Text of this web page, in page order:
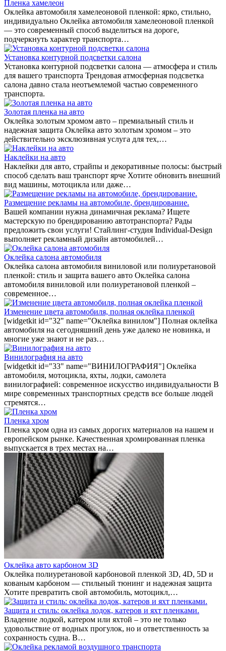
Пленка хамелеон
Оклейка автомобиля хамелеоновой пленкой: ярко, стильно,
индивидуально Оклейка автомобиля хамелеоновой пленкой
— это современный способ выделиться на дороге,
подчеркнуть характер транспорта…
Установка контурной подсветки салона
Установка контурной подсветки салона — атмосфера и стиль
для вашего транспорта Трендовая атмосферная подсветка
салона давно стала неотъемлемой частью современного
транспорта.
Золотая пленка на авто
Оклейка золотым хромом авто – премиальный стиль и
надежная защита Оклейка авто золотым хромом – это
действительно эксклюзивная услуга для тех,…
Наклейки на авто
Наклейки для авто, страйпы и декоративные полосы: быстрый
способ сделать ваш транспорт ярче Хотите обновить внешний
вид машины, мотоцикла или даже…
Размещение рекламы на автомобиле, брендирование.
Вашей компании нужна динамичная реклама? Ищете
мастерскую по брендированию автотранспорта? Рады
предложить свои услуги! Стайлинг-студия Individual-Design
выполняет рекламный дизайн автомобилей…
Оклейка салона автомобиля
Оклейка салона автомобиля виниловой или полиуретановой
пленкой: стиль и защита вашего авто Оклейка салона
автомобиля виниловой или полиуретановой пленкой –
современное…
Изменение цвета автомобиля, полная оклейка пленкой
[widgetkit id="32" name="Оклейка винилом"] Полная оклейка
автомобиля на сегодняшний день уже далеко не новинка, и
многие уже знают и не раз…
Винилография на авто
[widgetkit id="33" name="ВИНИЛОГРАФИЯ"] Оклейка
автомобиля, мотоцикла, яхты, лодки, самолета
винилографией: современное искусство индивидуальности В
мире современных транспортных средств все больше людей
стремятся…
Пленка хром
Пленка хром одна из самых дорогих материалов на нашем и
европейском рынке. Качественная хромированная пленка
выпускается в трех местах на…
Оклейка авто карбоном 3D
Оклейка полиуретановой карбоновой пленкой 3D, 4D, 5D и
кованым карбоном — стильный тюнинг и надежная защита
Хотите превратить свой автомобиль, мотоцикл,…
Защита и стиль: оклейка лодок, катеров и яхт пленками.
Владение лодкой, катером или яхтой – это не только
удовольствие от водных прогулок, но и ответственность за
сохранность судна. В…